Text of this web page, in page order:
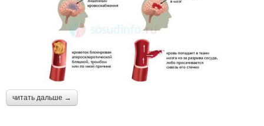
читать дальше →